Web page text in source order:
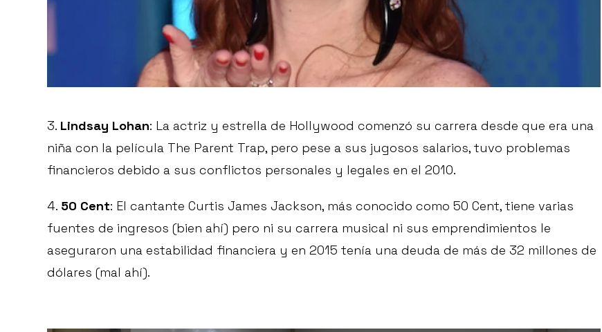
3. Lindsay Lohan: La actriz y estrella de Hollywood comenzó su carrera desde que era una
niña con la película The Parent Trap, pero pese a sus jugosos salarios, tuvo problemas
financieros debido a sus conflictos personales y legales en el 2010.
4. 50 Cent: El cantante Curtis James Jackson, más conocido como 50 Cent, tiene varias
fuentes de ingresos (bien ahí) pero ni su carrera musical ni sus emprendimientos le
aseguraron una estabilidad financiera y en 2015 tenía una deuda de más de 32 millones de
dólares (mal ahí).